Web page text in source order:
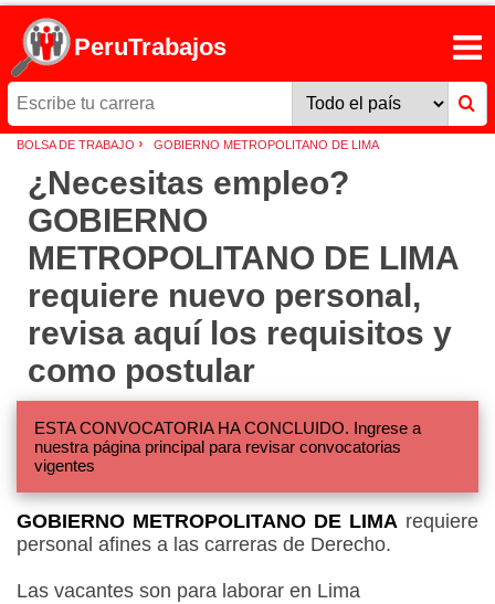
PeruTrabajos
BOLSA DE TRABAJO › GOBIERNO METROPOLITANO DE LIMA
¿Necesitas empleo?
GOBIERNO
METROPOLITANO DE LIMA
requiere nuevo personal,
revisa aquí los requisitos y
como postular
ESTA CONVOCATORIA HA CONCLUIDO. Ingrese a
nuestra página principal para revisar convocatorias
vigentes
GOBIERNO METROPOLITANO DE LIMA requiere
personal afines a las carreras de Derecho.
Las vacantes son para laborar en Lima